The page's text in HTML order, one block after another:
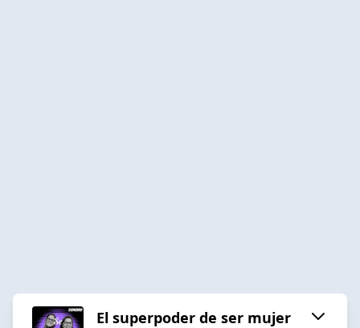
El superpoder de ser mujer